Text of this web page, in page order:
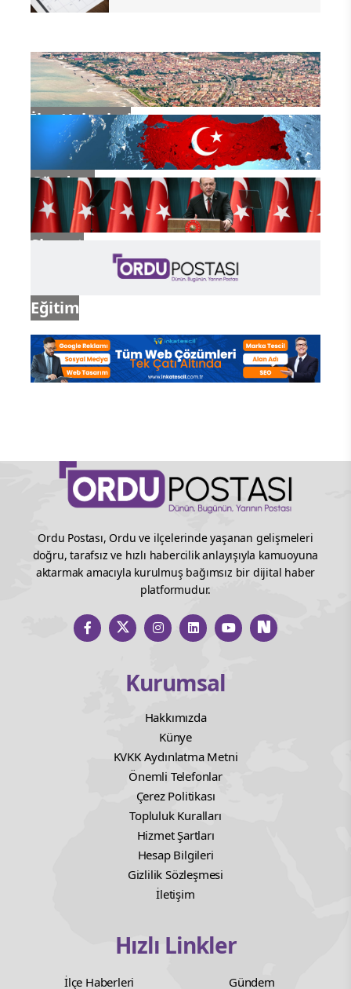
İlçe Haberleri
Gündem
Siyaset
Eğitim
Ordu Postası, Ordu ve ilçelerinde yaşanan gelişmeleri
doğru, tarafsız ve hızlı habercilik anlayışıyla kamuoyuna
aktarmak amacıyla kurulmuş bağımsız bir dijital haber
platformudur.
Kurumsal
Hakkımızda
Künye
KVKK Aydınlatma Metni
Önemli Telefonlar
Çerez Politikası
Topluluk Kuralları
Hizmet Şartları
Hesap Bilgileri
Gizlilik Sözleşmesi
İletişim
Hızlı Linkler
İlçe Haberleri Gündem